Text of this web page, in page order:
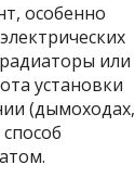
особенно
или
установки
(дымоходах,